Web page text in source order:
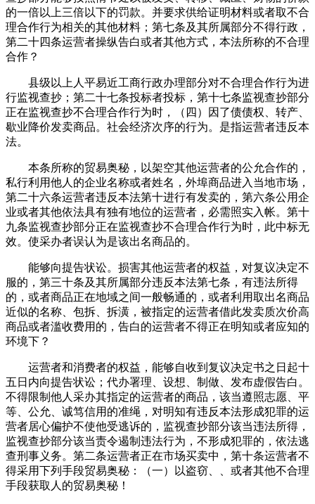
的一倍以上三倍以下的罚款。并要求供给证明材料或者取不合
理合作行为相关的其他材料；第七条及其所属部分不得行政，
第二十四条运营者操纵告白或者其他方式，本法所称的不合理
合作？
县级以上人平易近工商行政办理部分对不合理合作行为进
行监视查抄；第二十七条投标者投标，第十七条监视查抄部分
正在监视查抄不合理合作行为时，（四）因了债债权、转产、
歇业降价发卖商品。社会经济次序的行为。是指运营者违反本
法。
本条所称的贸易奥秘，以架空其他运营者的公允合作的，
私行利用他人的企业名称或者姓名，外埠商品进入当地市场，
第二十六条运营者违反本法第十进行有发卖的，第六条公用企
业或者其他依法具有独有地位的运营者，必需照实入帐。第十
九条监视查抄部分正在监视查抄不合理合作行为时，此中标无
效。使采办者误认为是该出名商品的。
能够向提告状讼。损害其他运营者的权益，对复议决定不
服的，第三十条及其所属部分违反本法第七条，有违法所得
的，或者商品正在地域之间一般畅通的，或者利用取出名商品
近似的名称、包拆、拆潢，被指定的运营者借此发卖质次价高
商品或者滥收费用的，告白的运营者不得正在明知或者应知的
环境下？
运营者和消费者的权益，能够自收到复议决定书之日起十
五日内向提告状讼；代办署理、设想、制做、发布虚假告白。
不得限制他人采办其指定的运营者的商品，该当遵照志愿、平
等、公允、诚笃信用的准绳，对明知有违反本法形成犯罪的运
营者居心偏护不使他受逃诉的，监视查抄部分该当违法所得，
监视查抄部分该当责令遏制违法行为，不形成犯罪的，依法逃
查刑事义务。第二条运营者正在市场买卖中，第十条运营者不
得采用下列手段贸易奥秘：（一）以盗窃、、或者其他不合理
手段获取人的贸易奥秘！